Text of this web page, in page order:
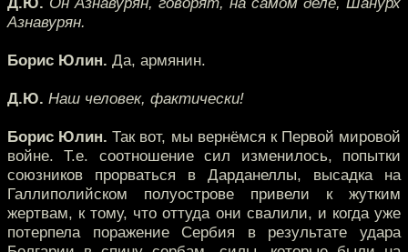
Азнавурян.
Борис Юлин. Да, армянин.
Д.Ю. Наш человек, фактически!
Борис Юлин. Так вот, мы вернёмся к Первой мировой
войне. Т.е. соотношение сил изменилось, попытки
союзников прорваться в Дарданеллы, высадка на
Галлиполийском полуострове привели к жутким
жертвам, к тому, что оттуда они свалили, и когда уже
потерпела поражение Сербия в результате удара